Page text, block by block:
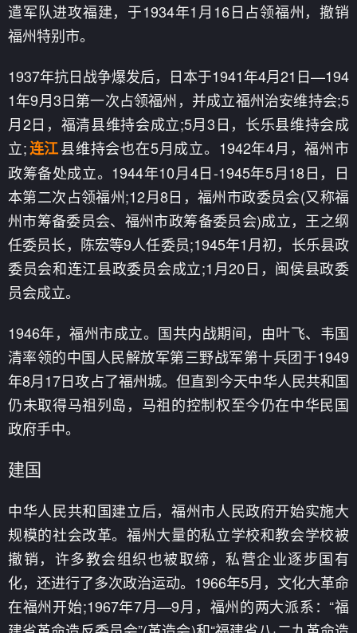
遣军队进攻福建，于1934年1月16日占领福州，撤销
福州特别市。
1937年抗日战争爆发后，日本于1941年4月21日—194
1年9月3日第一次占领福州，并成立福州治安维持会;5
月2日，福清县维持会成立;5月3日，长乐县维持会成
立;连江县维持会也在5月成立。1942年4月，福州市
政筹备处成立。1944年10月4日-1945年5月18日，日
本第二次占领福州;12月8日，福州市政委员会(又称福
州市筹备委员会、福州市政筹备委员会)成立，王之纲
任委员长，陈宏等9人任委员;1945年1月初，长乐县政
委员会和连江县政委员会成立;1月20日，闽侯县政委
员会成立。
1946年，福州市成立。国共内战期间，由叶飞、韦国
清率领的中国人民解放军第三野战军第十兵团于1949
年8月17日攻占了福州城。但直到今天中华人民共和国
仍未取得马祖列岛，马祖的控制权至今仍在中华民国
政府手中。
建国
中华人民共和国建立后，福州市人民政府开始实施大
规模的社会改革。福州大量的私立学校和教会学校被
撤销，许多教会组织也被取缔，私营企业逐步国有
化，还进行了多次政治运动。1966年5月，文化大革命
在福州开始;1967年7月—9月，福州的两大派系：“福